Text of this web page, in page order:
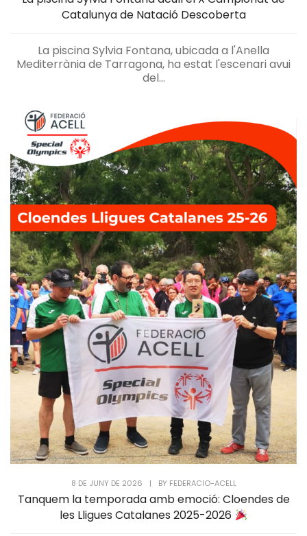
Catalunya de Natació Descoberta
La piscina Sylvia Fontana, ubicada a l'Anella
Mediterrània de Tarragona, ha estat l'escenari avui
del...
8 DE JUNY DE 2026 | BY FEDERACIO-ACELL
Tanquem la temporada amb emoció: Cloendes de
les Lligues Catalanes 2025-2026